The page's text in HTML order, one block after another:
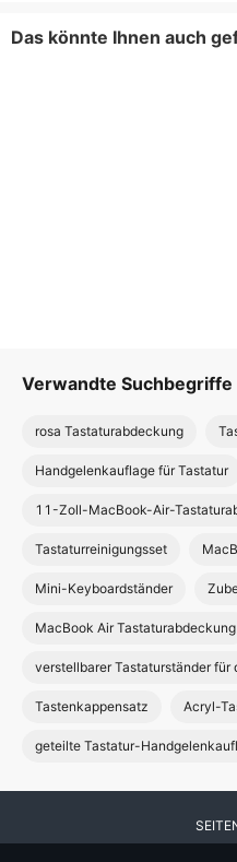
Das könnte Ihnen auch
Verwandte Suchbegriffe
rosa Tastaturabdeckung
Handgelenkauflage für Tastatur
11-Zoll-MacBook-Air-
Tastaturreinigungsset
Mini-Keyboardständer
MacBook Air Tastaturabdeckung
verstellbarer Tastaturständer für
Tastenkappensatz Acryl-
geteilte Tastatur-